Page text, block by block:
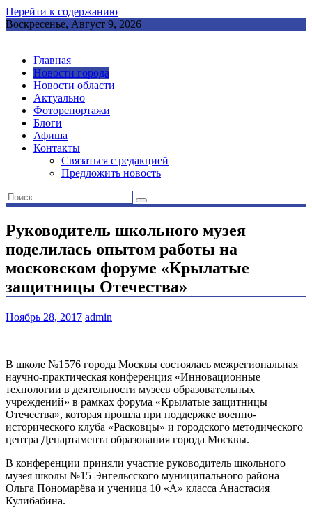
Перейти к содержанию
Воскресенье, Август 9, 2026
Главная
Новости города
Новости области
Актуально
Фоторепортажи
Блоги
Афиша
Контакты
Связаться с редакцией
Предложить новость
Руководитель школьного музея
поделилась опытом работы на
московском форуме «Крылатые
защитницы Отечества»
Ноябрь 28, 2017 admin
В школе №1576 города Москвы состоялась межрегиональная
научно-практическая конференция «Инновационные
технологии в деятельности музеев образовательных
учреждений» в рамках форума «Крылатые защитницы
Отечества», которая прошла при поддержке военно-
исторического клуба «Расковцы» и городского методического
центра Департамента образования города Москвы.
В конференции приняли участие руководитель школьного
музея школы №15 Энгельсского муниципального района
Ольга Пономарёва и ученица 10 «А» класса Анастасия
Кулибабина.